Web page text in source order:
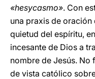
«hesycasmo». Con
una praxis de
quietud del espíritu,
incesante de Dios a
nombre de Jesús. No
de vista católico